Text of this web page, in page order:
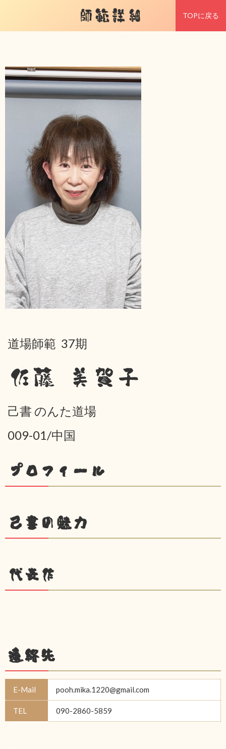
師範詳細 TOPに戻る
道場師範 37期
佐藤 美賀子
己書 のんた道場
009-01/中国
プロフィール
己書の魅力
代表作
連絡先
E-Mail pooh.mika.1220@gmail.com
TEL 090-2860-5859